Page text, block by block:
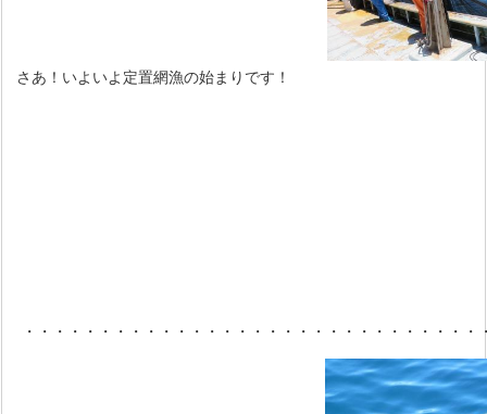
さあ！いよいよ定置網漁の始まりです！
・・・・・・・・・・・・・・・・・・・・・・・・・・・・・・